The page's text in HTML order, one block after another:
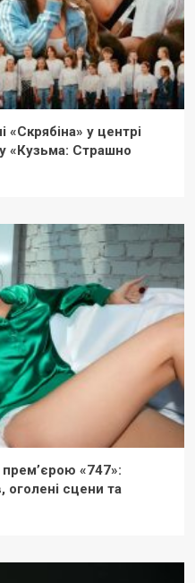
у центрі
«Кузьма: Страшно
прем’єрою «747»:
оголені сцени та